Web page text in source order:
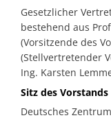
Gesetzlicher
bestehend aus
(Vorsitzende des
(Stellvertretender
Ing. Karsten
Sitz des Vorstands
Deutsches